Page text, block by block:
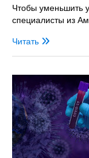
Чтобы уменьшить
специалисты из
Читать